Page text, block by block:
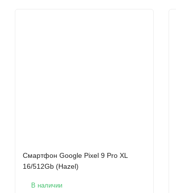
Смартфон Google Pixel 9 Pro XL
16/512Gb (Hazel)
В наличии